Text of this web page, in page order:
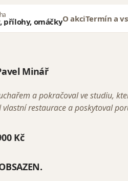
přílohy, omáčkyO akciTermín a
Minář
a pokračoval ve studiu,
vlastní restaurace a poskytoval
Kč